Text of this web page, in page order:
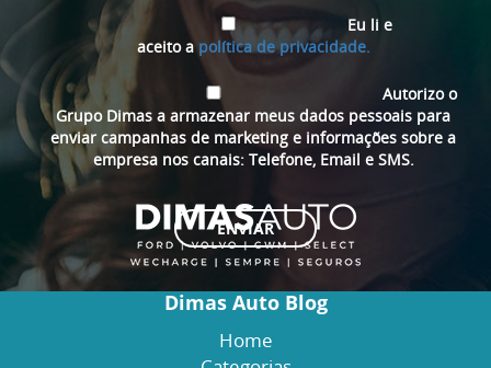
Eu li e
aceito apolítica de privacidade.
Autorizo o
Grupo Dimas a armazenar meus dados pessoais para
enviar campanhas de marketing e informações sobre a
empresa nos canais: Telefone, Email e SMS.
Dimas Auto Blog
Home